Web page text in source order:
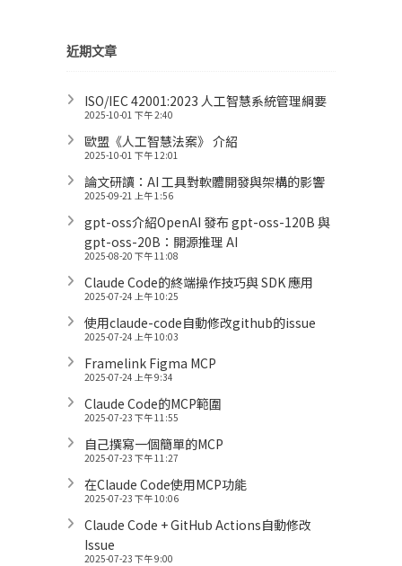
近期文章
ISO/IEC 42001:2023 人工智慧系統管理綱要
2025-10-01 下午 2:40
歐盟《人工智慧法案》 介紹
2025-10-01 下午 12:01
論文研讀：AI 工具對軟體開發與架構的影響
2025-09-21 上午 1:56
gpt-oss介紹OpenAI 發布 gpt-oss-120B 與
gpt-oss-20B：開源推理 AI
2025-08-20 下午 11:08
Claude Code的終端操作技巧與 SDK 應用
2025-07-24 上午 10:25
使用claude-code自動修改github的issue
2025-07-24 上午 10:03
Framelink Figma MCP
2025-07-24 上午 9:34
Claude Code的MCP範圍
2025-07-23 下午 11:55
自己撰寫一個簡單的MCP
2025-07-23 下午 11:27
在Claude Code使用MCP功能
2025-07-23 下午 10:06
Claude Code + GitHub Actions自動修改
Issue
2025-07-23 下午 9:00